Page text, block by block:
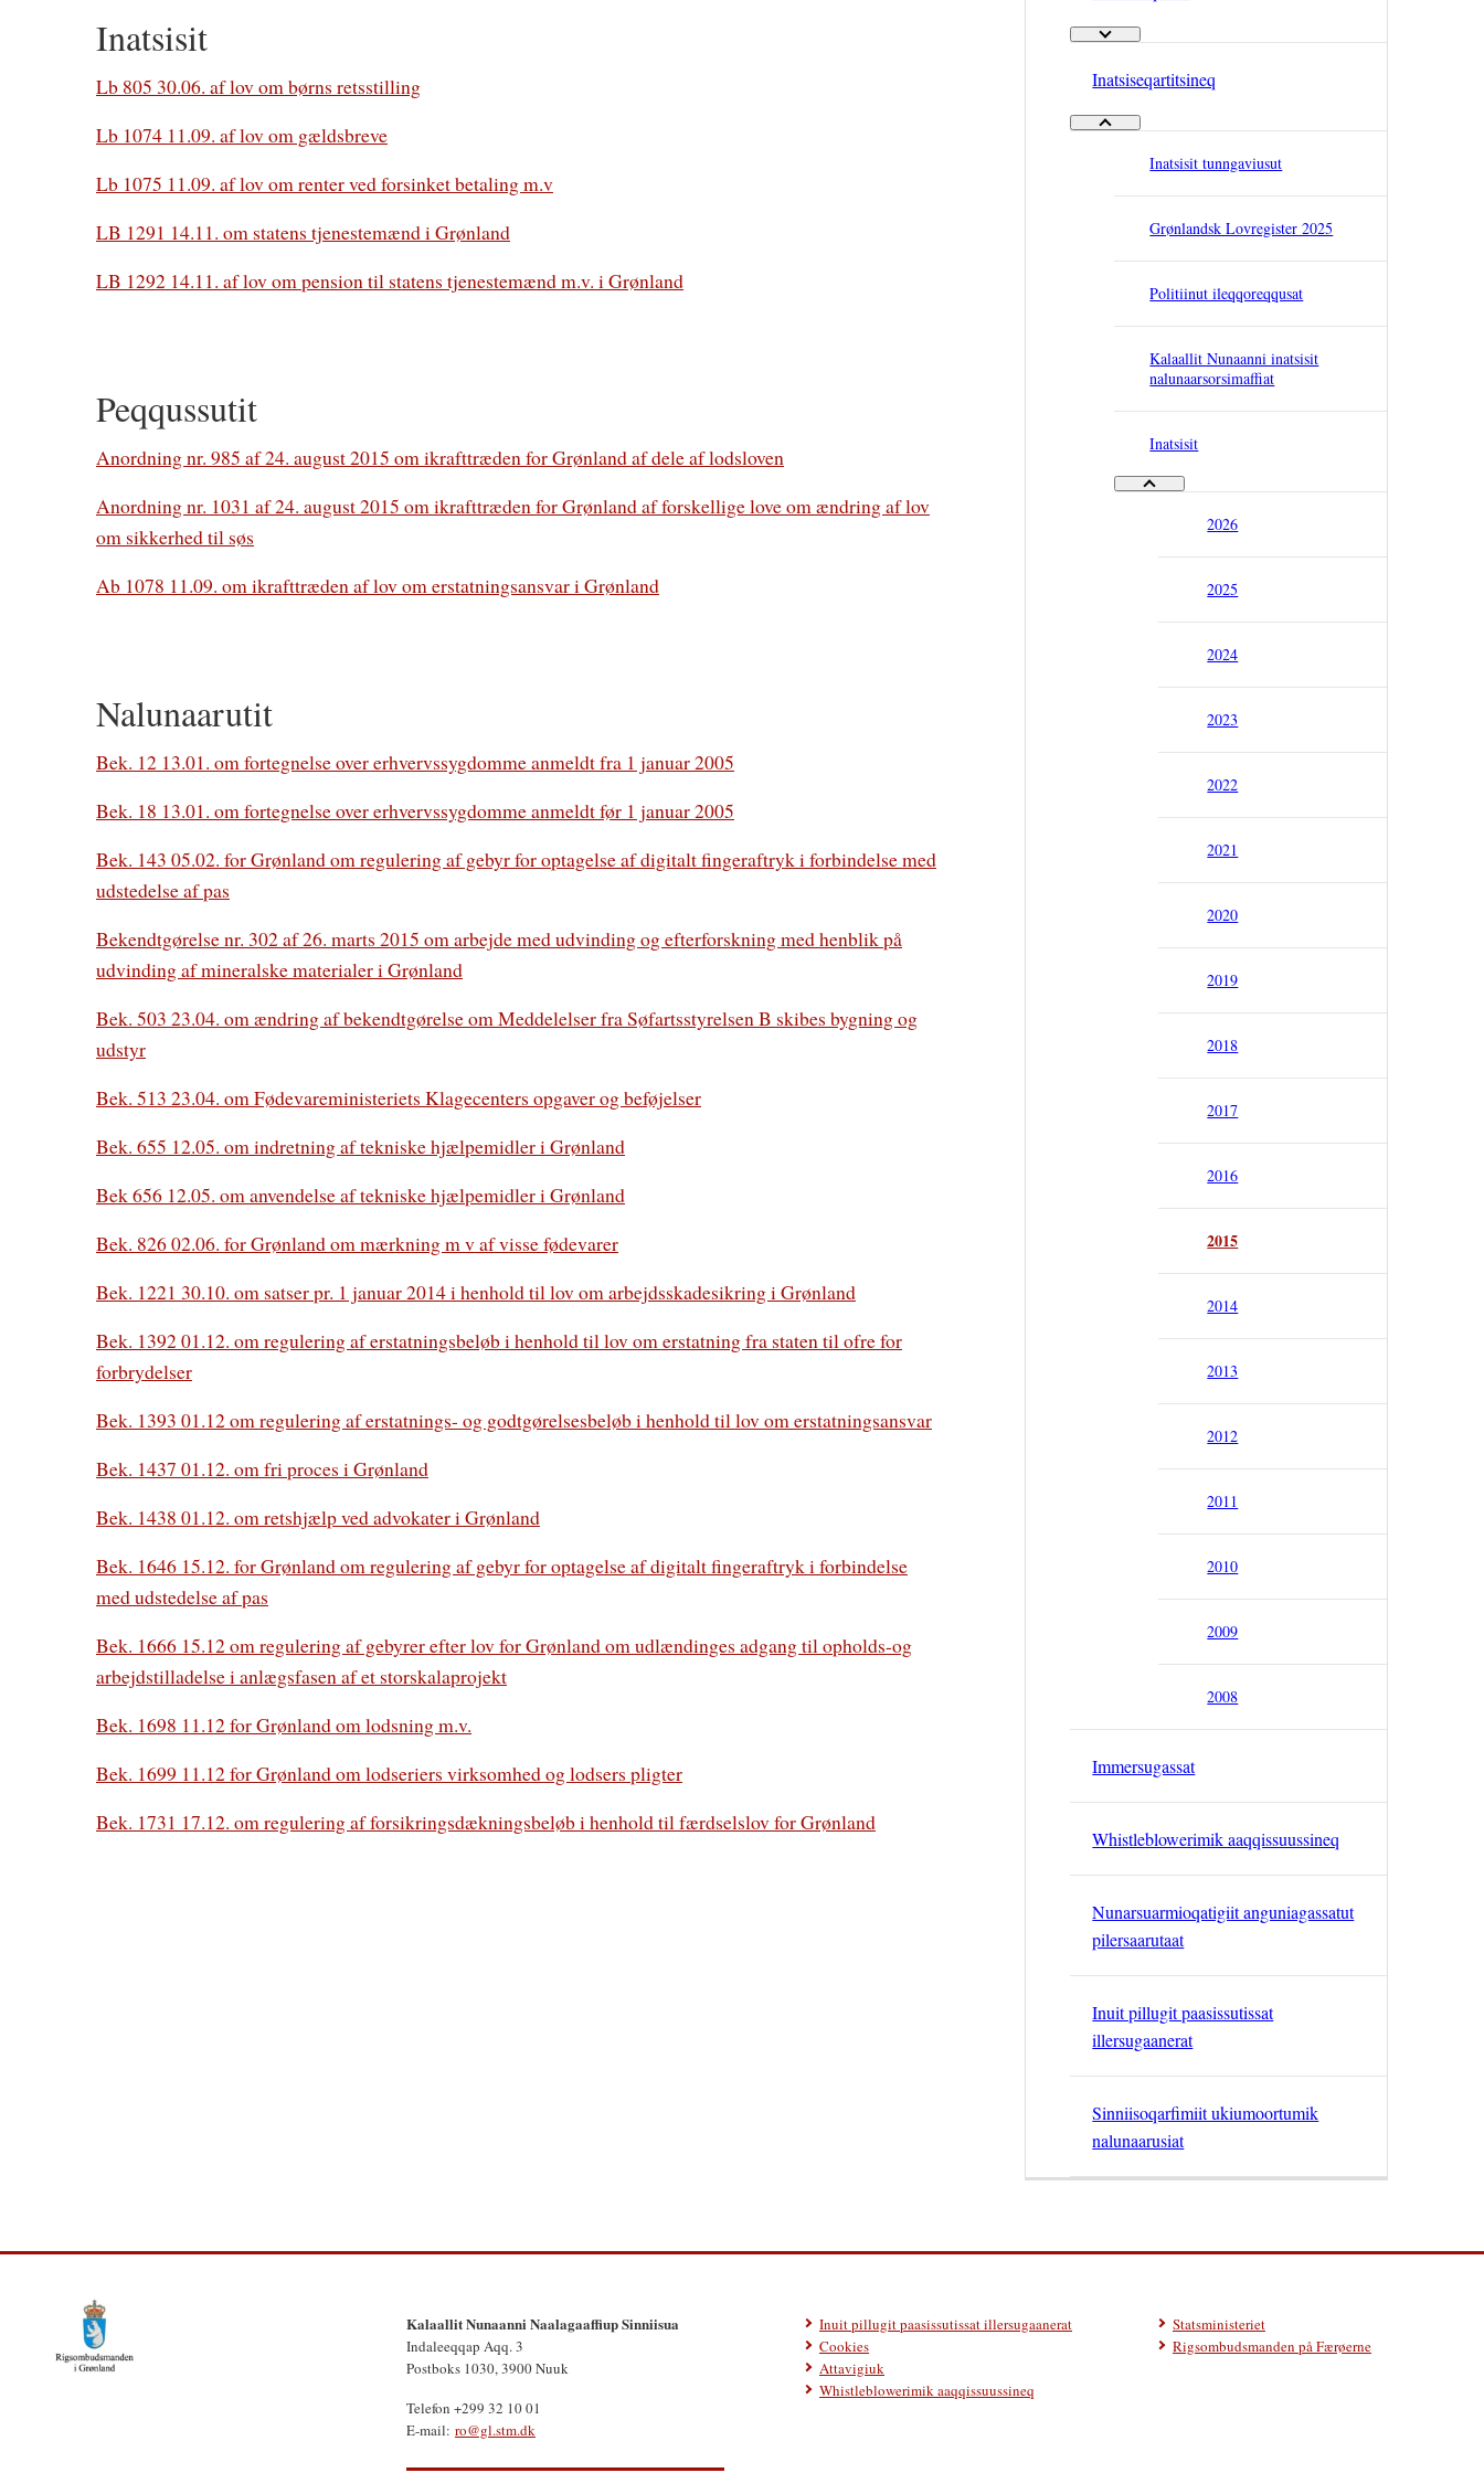
Inatsisit
Lb 805 30.06. af lov om børns retsstilling
Lb 1074 11.09. af lov om gældsbreve
Lb 1075 11.09. af lov om renter ved forsinket betaling m.v
LB 1291 14.11. om statens tjenestemænd i Grønland
LB 1292 14.11. af lov om pension til statens tjenestemænd m.v. i Grønland
Peqqussutit
Anordning nr. 985 af 24. august 2015 om ikrafttræden for Grønland af dele af lodsloven
Anordning nr. 1031 af 24. august 2015 om ikrafttræden for Grønland af forskellige love om ændring af lov
om sikkerhed til søs
Ab 1078 11.09. om ikrafttræden af lov om erstatningsansvar i Grønland
Nalunaarutit
Bek. 12 13.01. om fortegnelse over erhvervssygdomme anmeldt fra 1 januar 2005
Bek. 18 13.01. om fortegnelse over erhvervssygdomme anmeldt før 1 januar 2005
Bek. 143 05.02. for Grønland om regulering af gebyr for optagelse af digitalt fingeraftryk i forbindelse med
udstedelse af pas
Bekendtgørelse nr. 302 af 26. marts 2015 om arbejde med udvinding og efterforskning med henblik på
udvinding af mineralske materialer i Grønland
Bek. 503 23.04. om ændring af bekendtgørelse om Meddelelser fra Søfartsstyrelsen B skibes bygning og
udstyr
Bek. 513 23.04. om Fødevareministeriets Klagecenters opgaver og beføjelser
Bek. 655 12.05. om indretning af tekniske hjælpemidler i Grønland
Bek 656 12.05. om anvendelse af tekniske hjælpemidler i Grønland
Bek. 826 02.06. for Grønland om mærkning m v af visse fødevarer
Bek. 1221 30.10. om satser pr. 1 januar 2014 i henhold til lov om arbejdsskadesikring i Grønland
Bek. 1392 01.12. om regulering af erstatningsbeløb i henhold til lov om erstatning fra staten til ofre for
forbrydelser
Bek. 1393 01.12 om regulering af erstatnings- og godtgørelsesbeløb i henhold til lov om erstatningsansvar
Bek. 1437 01.12. om fri proces i Grønland
Bek. 1438 01.12. om retshjælp ved advokater i Grønland
Bek. 1646 15.12. for Grønland om regulering af gebyr for optagelse af digitalt fingeraftryk i forbindelse
med udstedelse af pas
Bek. 1666 15.12 om regulering af gebyrer efter lov for Grønland om udlændinges adgang til opholds-og
arbejdstilladelse i anlægsfasen af et storskalaprojekt
Bek. 1698 11.12 for Grønland om lodsning m.v.
Bek. 1699 11.12 for Grønland om lodseriers virksomhed og lodsers pligter
Bek. 1731 17.12. om regulering af forsikringsdækningsbeløb i henhold til færdselslov for Grønland
Suliassaqarfiit - Innersuussissutit Amerlanerit
Inatsiseqartitsineq
Inatsiseqartitsineq - Innersuussissutit Amerlanerit
Inatsisit tunngaviusut
Grønlandsk Lovregister 2025
Politiinut ileqqoreqqusat
Kalaallit Nunaanni inatsisit
nalunaarsorsimaffiat
Inatsisit
Inatsisit - Innersuussissutit Amerlanerit
2026
2025
2024
2023
2022
2021
2020
2019
2018
2017
2016
2015
2014
2013
2012
2011
2010
2009
2008
Immersugassat
Whistleblowerimik aaqqissuussineq
Nunarsuarmioqatigiit anguniagassatut
pilersaarutaat
Inuit pillugit paasissutissat
illersugaanerat
Sinniisoqarfimiit ukiumoortumik
nalunaarusiat
Kalaallit Nunaanni Naalagaaffiup Sinniisua
Indaleeqqap Aqq. 3
Postboks 1030, 3900 Nuuk
Telefon +299 32 10 01
E-mail: ro@gl.stm.dk
Inuit pillugit paasissutissat illersugaanerat
Cookies
Attavigiuk
Whistleblowerimik aaqqissuussineq
Statsministeriet
Rigsombudsmanden på Færøerne